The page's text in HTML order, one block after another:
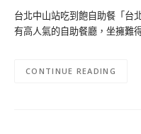
台北中山站吃到飽自助餐「台
有高人氣的自助餐廳，坐擁難
CONTINUE READING